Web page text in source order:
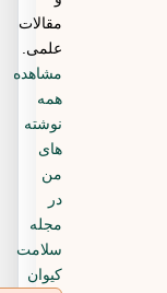
مقالات
علمی.
مشاهده
نوشته
سلامت
کیوان